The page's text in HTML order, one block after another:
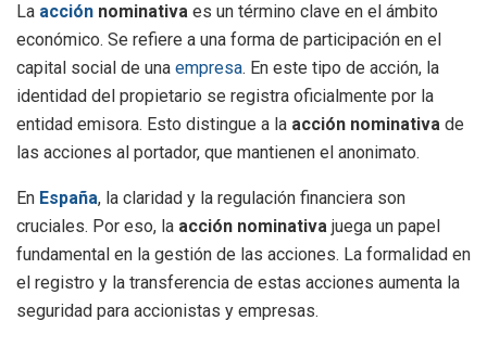
La acción nominativa es un término clave en el ámbito
económico. Se refiere a una forma de participación en el
capital social de una empresa. En este tipo de acción, la
identidad del propietario se registra oficialmente por la
entidad emisora. Esto distingue a la acción nominativa de
las acciones al portador, que mantienen el anonimato.
En España, la claridad y la regulación financiera son
cruciales. Por eso, la acción nominativa juega un papel
fundamental en la gestión de las acciones. La formalidad en
el registro y la transferencia de estas acciones aumenta la
seguridad para accionistas y empresas.